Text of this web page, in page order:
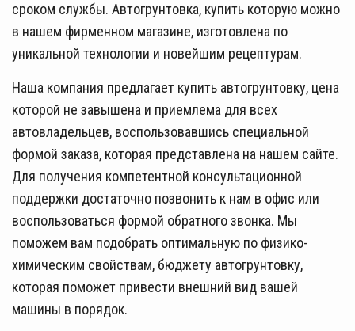
сроком службы. Автогрунтовка, купить которую можно
в нашем фирменном магазине, изготовлена по
уникальной технологии и новейшим рецептурам.
Наша компания предлагает купить автогрунтовку, цена
которой не завышена и приемлема для всех
автовладельцев, воспользовавшись специальной
формой заказа, которая представлена на нашем сайте.
Для получения компетентной консультационной
поддержки достаточно позвонить к нам в офис или
воспользоваться формой обратного звонка. Мы
поможем вам подобрать оптимальную по физико-
химическим свойствам, бюджету автогрунтовку,
которая поможет привести внешний вид вашей
машины в порядок.